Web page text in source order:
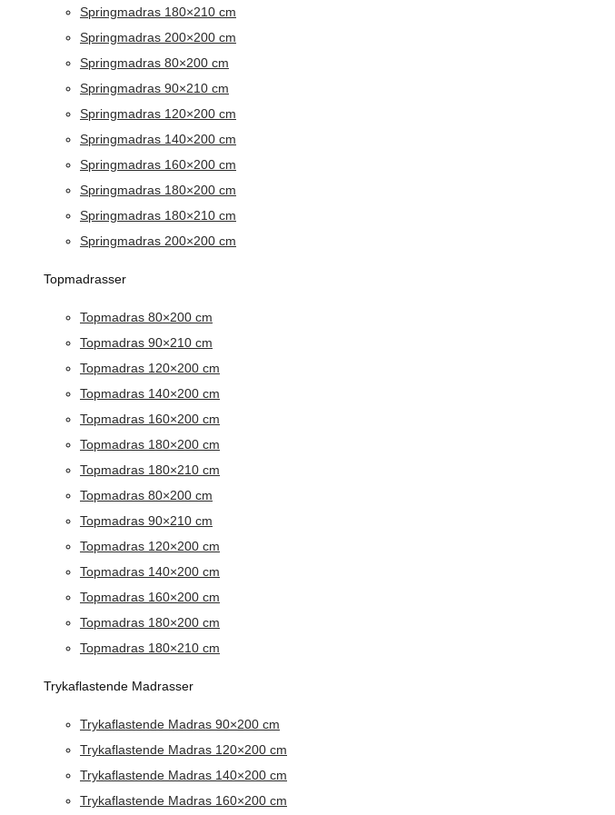
Springmadras 180×210 cm
Springmadras 200×200 cm
Springmadras 80×200 cm
Springmadras 90×210 cm
Springmadras 120×200 cm
Springmadras 140×200 cm
Springmadras 160×200 cm
Springmadras 180×200 cm
Springmadras 180×210 cm
Springmadras 200×200 cm
Topmadrasser
Topmadras 80×200 cm
Topmadras 90×210 cm
Topmadras 120×200 cm
Topmadras 140×200 cm
Topmadras 160×200 cm
Topmadras 180×200 cm
Topmadras 180×210 cm
Topmadras 80×200 cm
Topmadras 90×210 cm
Topmadras 120×200 cm
Topmadras 140×200 cm
Topmadras 160×200 cm
Topmadras 180×200 cm
Topmadras 180×210 cm
Trykaflastende Madrasser
Trykaflastende Madras 90×200 cm
Trykaflastende Madras 120×200 cm
Trykaflastende Madras 140×200 cm
Trykaflastende Madras 160×200 cm